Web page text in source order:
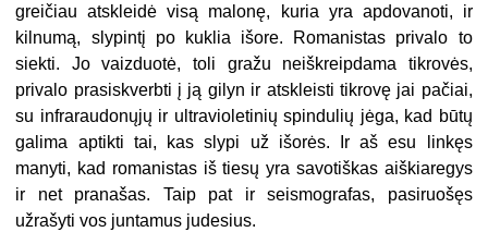
greičiau atskleidė visą malonę, kuria yra apdovanoti, ir
kilnumą, slypintį po kuklia išore. Romanistas privalo to
siekti. Jo vaizduotė, toli gražu neiškreipdama tikrovės,
privalo prasiskverbti į ją gilyn ir atskleisti tikrovę jai pačiai,
su infraraudonųjų ir ultravioletinių spindulių jėga, kad būtų
galima aptikti tai, kas slypi už išorės. Ir aš esu linkęs
manyti, kad romanistas iš tiesų yra savotiškas aiškiaregys
ir net pranašas. Taip pat ir seismografas, pasiruošęs
užrašyti vos juntamus judesius.